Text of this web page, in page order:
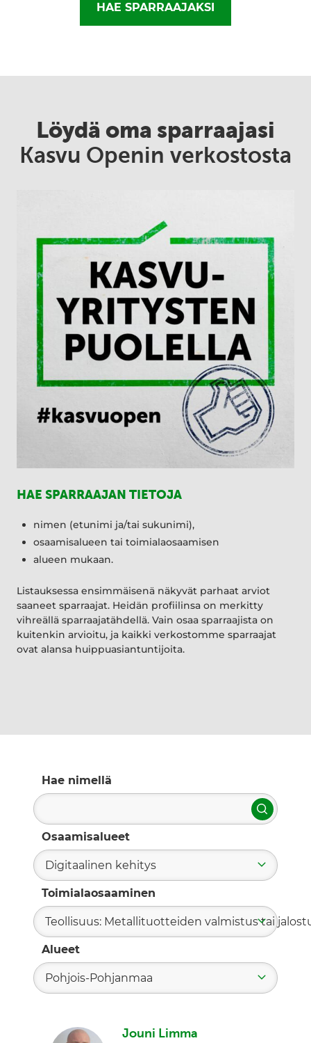
HAE SPARRAAJAKSI
Löydä oma sparraajasi
Kasvu Openin verkostosta
HAE SPARRAAJAN TIETOJA
nimen (etunimi ja/tai sukunimi),
osaamisalueen tai toimialaosaamisen
alueen mukaan.
Listauksessa ensimmäisenä näkyvät parhaat arviot
saaneet sparraajat. Heidän profiilinsa on merkitty
vihreällä sparraajatähdellä. Vain osaa sparraajista on
kuitenkin arvioitu, ja kaikki verkostomme sparraajat
ovat alansa huippuasiantuntijoita.
Hae nimellä
Hae
Osaamisalueet
Digitaalinen kehitys
Toimialaosaaminen
Teollisuus: Metallituotteiden valmistus tai
Alueet
Pohjois-Pohjanmaa
Jouni Limma